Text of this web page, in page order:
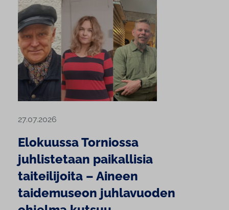
27.07.2026
Elokuussa Torniossa
juhlistetaan paikallisia
taiteilijoita – Aineen
taidemuseon juhlavuoden